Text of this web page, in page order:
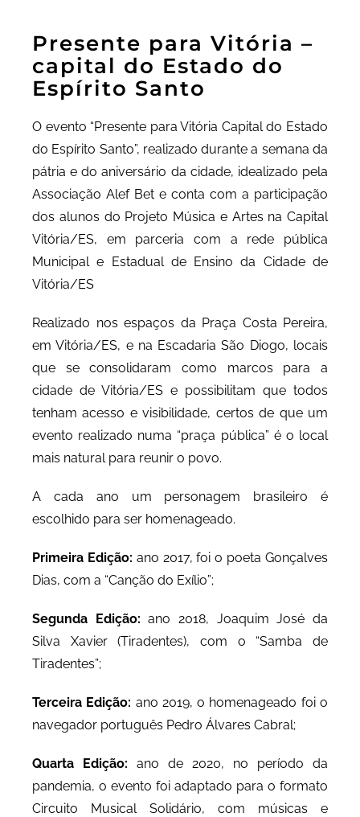
Presente para Vitória –
capital do Estado do
Espírito Santo
O evento “Presente para Vitória Capital do Estado
do Espírito Santo”, realizado durante a semana da
pátria e do aniversário da cidade, idealizado pela
Associação Alef Bet e conta com a participação
dos alunos do Projeto Música e Artes na Capital
Vitória/ES, em parceria com a rede pública
Municipal e Estadual de Ensino da Cidade de
Vitória/ES
Realizado nos espaços da Praça Costa Pereira,
em Vitória/ES, e na Escadaria São Diogo, locais
que se consolidaram como marcos para a
cidade de Vitória/ES e possibilitam que todos
tenham acesso e visibilidade, certos de que um
evento realizado numa “praça pública” é o local
mais natural para reunir o povo.
A cada ano um personagem brasileiro é
escolhido para ser homenageado.
Primeira Edição: ano 2017, foi o poeta Gonçalves
Dias, com a “Canção do Exílio”;
Segunda Edição: ano 2018, Joaquim José da
Silva Xavier (Tiradentes), com o “Samba de
Tiradentes”;
Terceira Edição: ano 2019, o homenageado foi o
navegador português Pedro Álvares Cabral;
Quarta Edição: ano de 2020, no período da
pandemia, o evento foi adaptado para o formato
Circuito Musical Solidário, com músicas e